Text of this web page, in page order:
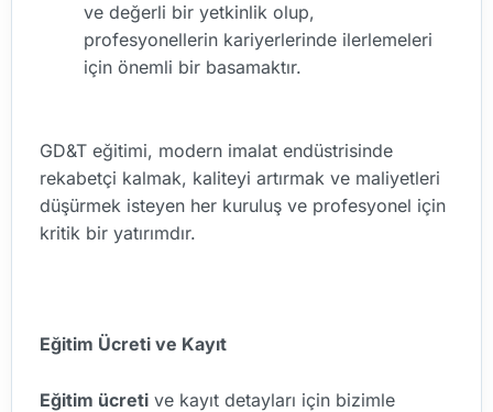
ve değerli bir yetkinlik olup,
profesyonellerin kariyerlerinde ilerlemeleri
için önemli bir basamaktır.
GD&T eğitimi, modern imalat endüstrisinde
rekabetçi kalmak, kaliteyi artırmak ve maliyetleri
düşürmek isteyen her kuruluş ve profesyonel için
kritik bir yatırımdır.
Eğitim Ücreti ve Kayıt
Eğitim ücreti ve kayıt detayları için bizimle